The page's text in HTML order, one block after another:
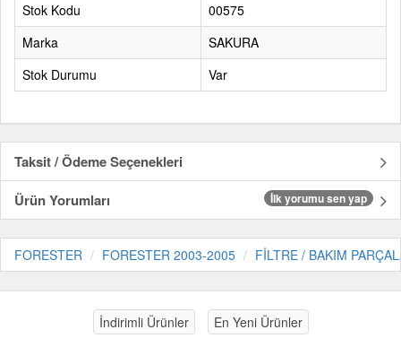
Stok Kodu
00575
Marka
SAKURA
Stok Durumu
Var
Taksit / Ödeme Seçenekleri
Ürün Yorumları
İlk yorumu sen yap
FORESTER FORESTER 2003-2005 FİLTRE / BAKIM
İndirimli Ürünler En Yeni Ürünler